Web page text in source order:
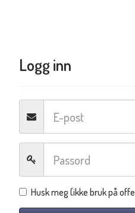
Logg inn
Husk meg (ikke bruk på